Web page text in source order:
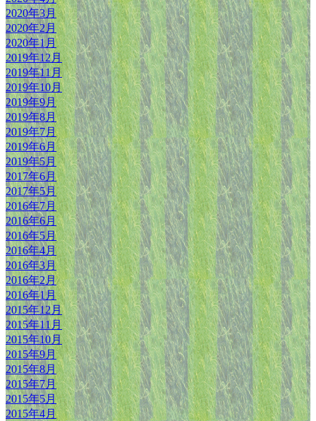
2020年3月
2020年2月
2020年1月
2019年12月
2019年11月
2019年10月
2019年9月
2019年8月
2019年7月
2019年6月
2019年5月
2017年6月
2017年5月
2016年7月
2016年6月
2016年5月
2016年4月
2016年3月
2016年2月
2016年1月
2015年12月
2015年11月
2015年10月
2015年9月
2015年8月
2015年7月
2015年5月
2015年4月